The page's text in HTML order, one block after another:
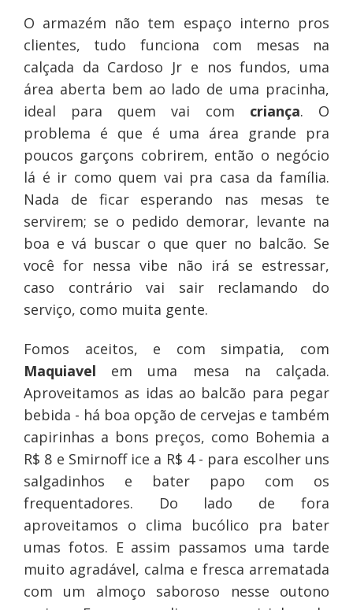
O armazém não tem espaço interno pros
clientes, tudo funciona com mesas na
calçada da Cardoso Jr e nos fundos, uma
área aberta bem ao lado de uma pracinha,
ideal para quem vai com criança. O
problema é que é uma área grande pra
poucos garçons cobrirem, então o negócio
lá é ir como quem vai pra casa da família.
Nada de ficar esperando nas mesas te
servirem; se o pedido demorar, levante na
boa e vá buscar o que quer no balcão. Se
você for nessa vibe não irá se estressar,
caso contrário vai sair reclamando do
serviço, como muita gente.
Fomos aceitos, e com simpatia, com
Maquiavel em uma mesa na calçada.
Aproveitamos as idas ao balcão para pegar
bebida - há boa opção de cervejas e também
capirinhas a bons preços, como Bohemia a
R$ 8 e Smirnoff ice a R$ 4 - para escolher uns
salgadinhos e bater papo com os
frequentadores. Do lado de fora
aproveitamos o clima bucólico pra bater
umas fotos. E assim passamos uma tarde
muito agradável, calma e fresca arrematada
com um almoço saboroso nesse outono